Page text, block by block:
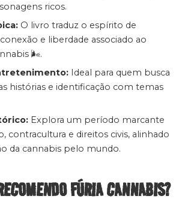
ricos.
O livro traduz o espírito de
e liberdade associado ao
🌬️.
Ideal para quem busca
histórias e identificação com temas
Explora um período marcante
contracultura e direitos civis, alinhado
da cannabis pelo mundo.
FÚRIA CANNABIS?